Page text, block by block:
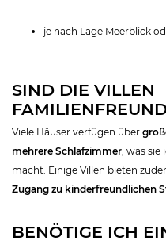
je nach Lage Meerblick
SIND DIE VILLEN
Viele Häuser verfügen über
mehrere Schlafzimmer, was sie
macht. Einige Villen bieten
Zugang zu kinderfreundlichen
BENÖTIGE ICH